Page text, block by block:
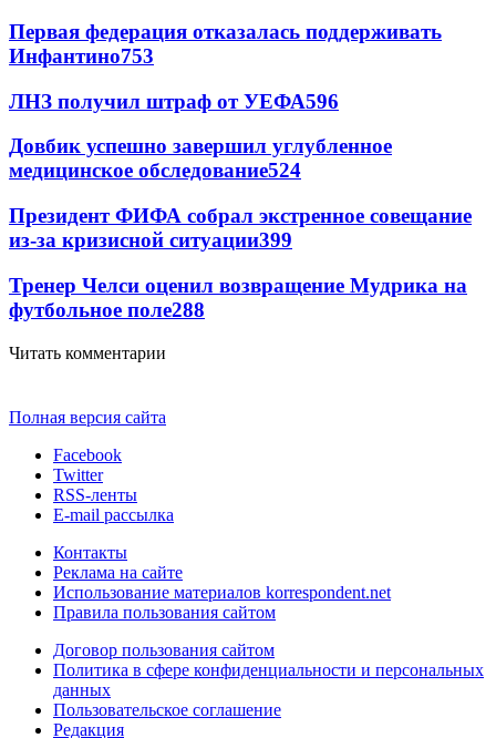
Первая федерация отказалась поддерживать
Инфантино753
ЛНЗ получил штраф от УЕФА596
Довбик успешно завершил углубленное
медицинское обследование524
Президент ФИФА собрал экстренное совещание
из-за кризисной ситуации399
Тренер Челси оценил возвращение Мудрика на
футбольное поле288
Читать комментарии
Полная версия сайта
Facebook
Twitter
RSS-ленты
E-mail рассылка
Контакты
Реклама на сайте
Использование материалов korrespondent.net
Правила пользования сайтом
Договор пользования сайтом
Политика в сфере конфиденциальности и персональных
данных
Пользовательское соглашение
Редакция